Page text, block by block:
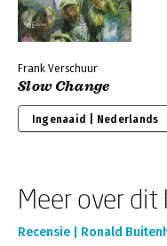
Frank Verschuur
Slow Change
Ingenaaid | Nederlands
Meer over dit
Recensie | Ronald